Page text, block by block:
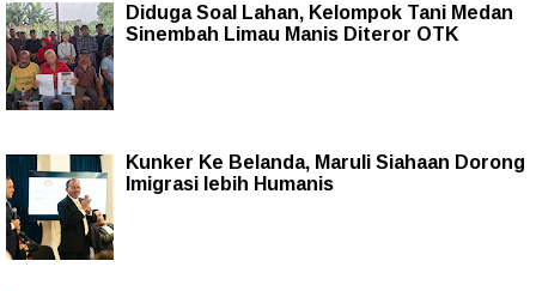
Diduga Soal Lahan, Kelompok Tani Medan
Sinembah Limau Manis Diteror OTK
Kunker Ke Belanda, Maruli Siahaan Dorong
Imigrasi lebih Humanis